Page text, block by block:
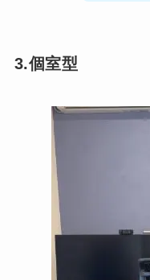
3.個室型